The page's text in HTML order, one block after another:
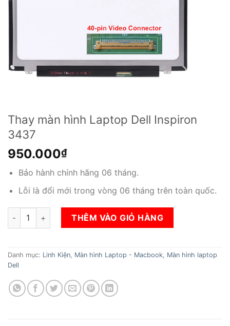
Thay màn hình Laptop Dell Inspiron
3437
950.000₫
Bảo hành chính hãng 06 tháng.
Lỗi là đổi mới trong vòng 06 tháng trên toàn quốc.
Thay màn hình Laptop Dell Inspiron 3437 số lượng
THÊM VÀO GIỎ HÀNG
Danh mục: Linh Kiện, Màn hình Laptop - Macbook, Màn hình laptop
Dell